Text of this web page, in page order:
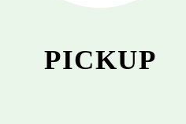
PICKUP